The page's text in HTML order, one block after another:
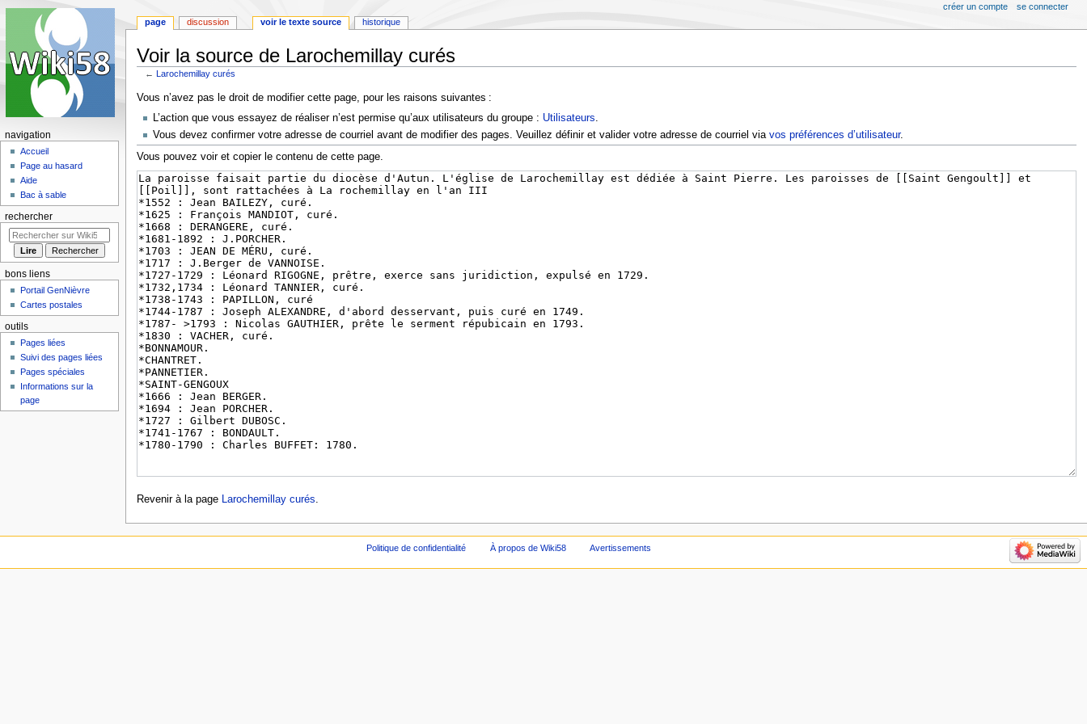
Voir la source de Larochemillay curés
← Larochemillay curés
Aller
navigation
Aller
recherche
Vous n’avez pas le droit de modifier cette page, pour les raisons suivantes :
L’action que vous essayez de réaliser n’est permise qu’aux utilisateurs du groupe : Utilisateurs.
Vous devez confirmer votre adresse de courriel avant de modifier des pages. Veuillez définir et valider votre adresse de courriel via vos préférences d’utilisateur.
Vous pouvez voir et copier le contenu de cette page.
Revenir à la page Larochemillay curés.
page discussion voir le texte source historique
créer un compte se connecter
navigation
Accueil
Page au hasard
Aide
Bac à sable
rechercher
bons liens
Portail GenNièvre
Cartes postales
outils
Pages liées
Suivi des pages liées
Pages spéciales
Informations sur la
page
Politique de confidentialité À propos de Wiki58 Avertissements